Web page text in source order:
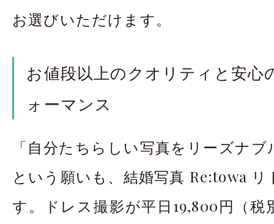
お選びいただけます。
お値段以上のクオリティと安心
ォーマンス
「自分たちらしい写真をリーズナ
という願いも、結婚写真 Re:towa
す。ドレス撮影が平日19,800円（税